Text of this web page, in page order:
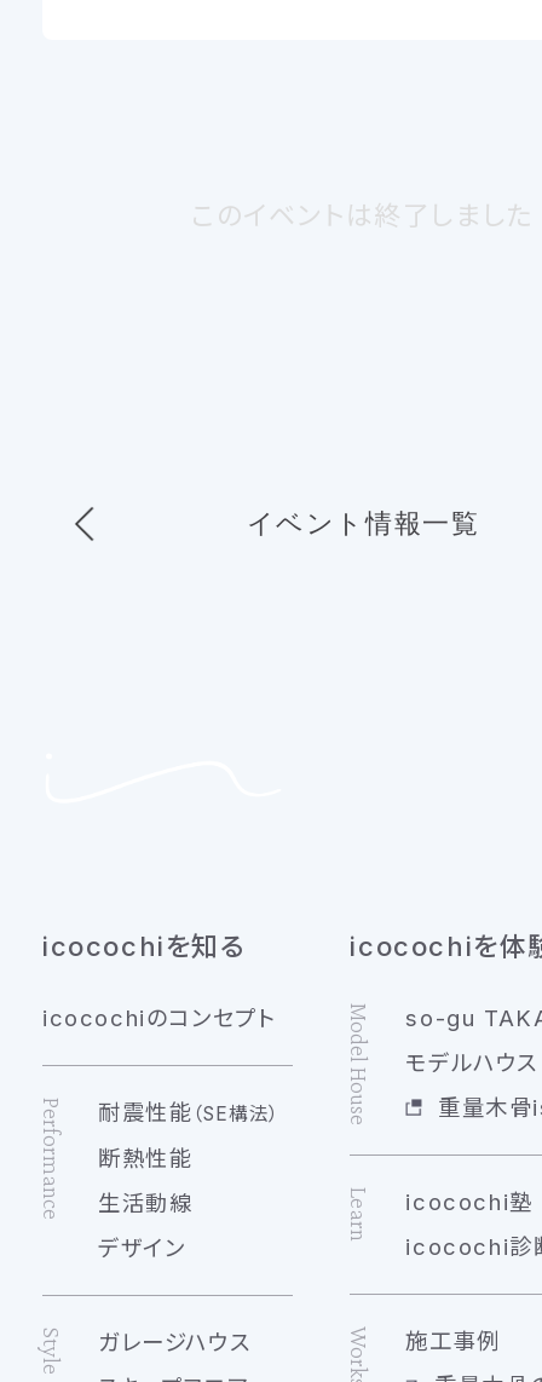
このイベントは終了しました
イベント情報一覧
icocochiを知る
icocochiのコンセプト
Performance 耐震性能 （SE構法）
断熱性能
生活動線
デザイン
Style
ガレージハウス
icocochiを体
Model House
so-gu
モデルハウ
重量木
Learn
icocochi塾
icocochi診
Works
施工事例